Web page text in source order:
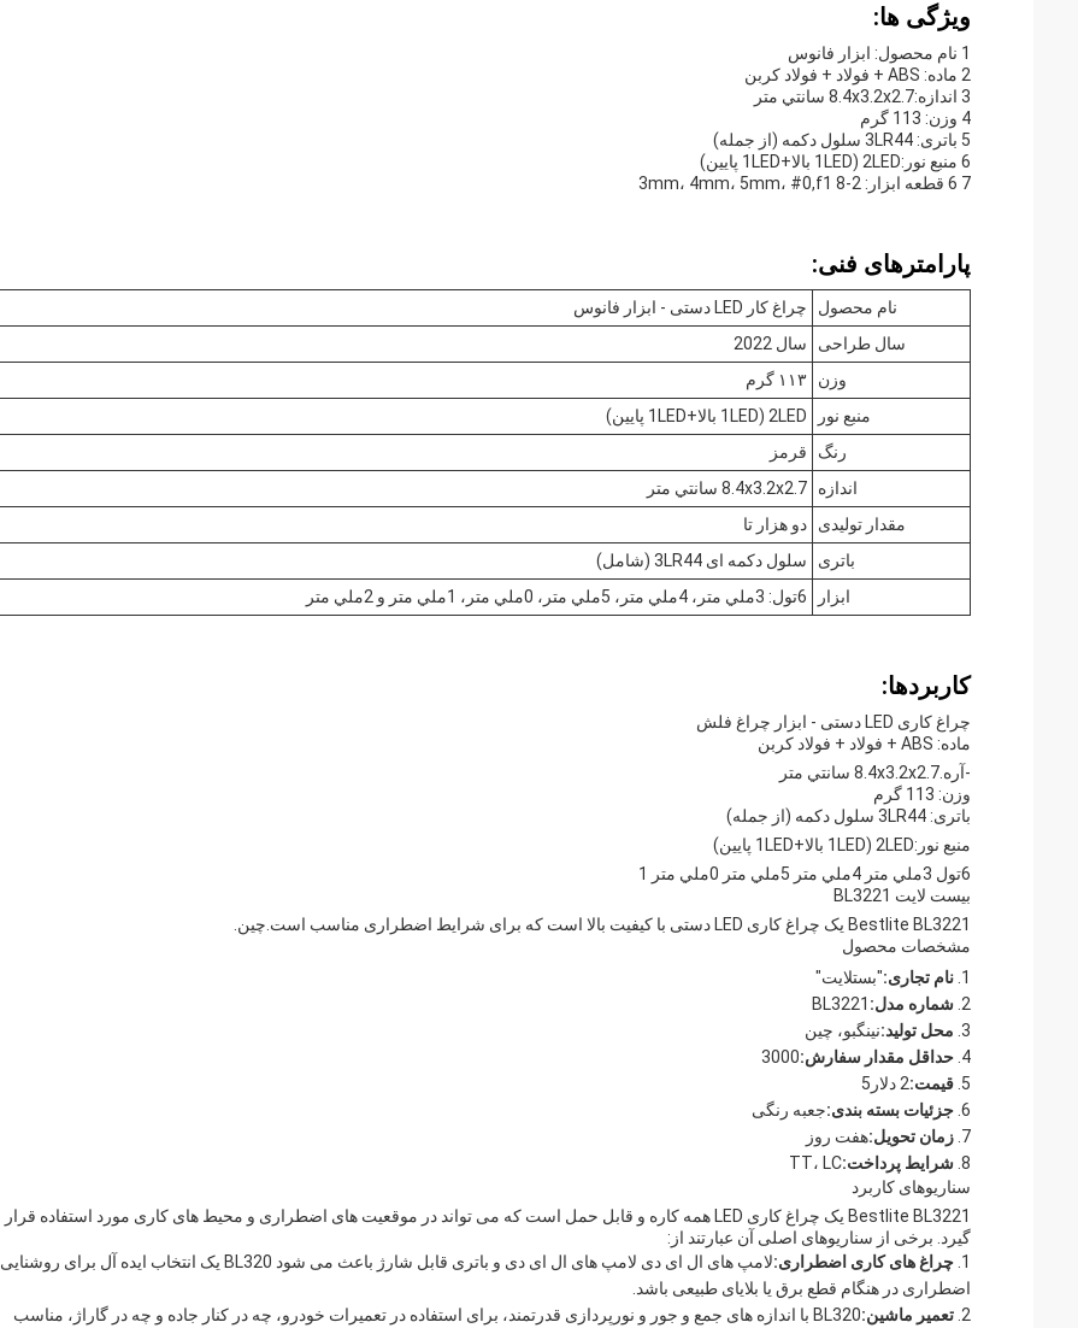
ویژگی ها:
1 نام محصول: ابزار فانوس
2 ماده: ABS + فولاد + فولاد کربن
3 اندازه:8.4x3.2x2.7 سانتي متر
4 وزن: 113 گرم
5 باتری: 3LR44 سلول دکمه (از جمله)
6 منبع نور:2LED (1LED بالا+1LED پایین)
7 6 قطعه ابزار: 3mm، 4mm، 5mm، #0,f1 8-2
پارامترهای فنی:
نام محصول
چراغ کار LED دستی - ابزار فانوس
سال طراحی
سال 2022
وزن
۱۱۳ گرم
منبع نور
2LED (1LED بالا+1LED پایین)
رنگ
قرمز
اندازه
8.4x3.2x2.7 سانتي متر
مقدار تولیدی
دو هزار تا
باتری
سلول دکمه ای 3LR44 (شامل)
ابزار
6تول: 3ملي متر، 4ملي متر، 5ملي متر، 0ملي متر، 1ملي متر و 2ملي متر
کاربردها:
چراغ کاری LED دستی - ابزار چراغ فلش
ماده: ABS + فولاد + فولاد کربن
-آره.8.4x3.2x2.7 سانتي متر
وزن: 113 گرم
باتری: 3LR44 سلول دکمه (از جمله)
منبع نور:2LED (1LED بالا+1LED پایین)
6تول 3ملي متر 4ملي متر 5ملي متر 0ملي متر 1
بیست لایت BL3221
Bestlite BL3221 یک چراغ کاری LED دستی با کیفیت بالا است که برای شرایط اضطراری مناسب است.چین.
مشخصات محصول
نام تجاری:"بستلايت"
شماره مدل: BL3221
محل تولید:نینگبو، چین
حداقل مقدار سفارش:3000
قیمت:2 دلار5
جزئیات بسته بندی:جعبه رنگی
زمان تحویل:هفت روز
شرایط پرداخت:TT، LC
سناریوهای کاربرد
Bestlite BL3221 یک چراغ کاری LED همه کاره و قابل حمل است که می تواند در موقعیت های اضطراری و محیط های کاری مورد استفاده قرار
گیرد. برخی از سناریوهای اصلی آن عبارتند از:
چراغ های کاری اضطراری:
لامپ های ال ای دی لامپ های ال ای دی و باتری قابل شارژ باعث می شود BL320 یک انتخاب ایده آل برای روشنایی
اضطراری در هنگام قطع برق یا بلایای طبیعی باشد.
تعمیر ماشین:
BL320 با اندازه های جمع و جور و نورپردازی قدرتمند، برای استفاده در تعمیرات خودرو، چه در کنار جاده و چه در گاراژ، مناسب